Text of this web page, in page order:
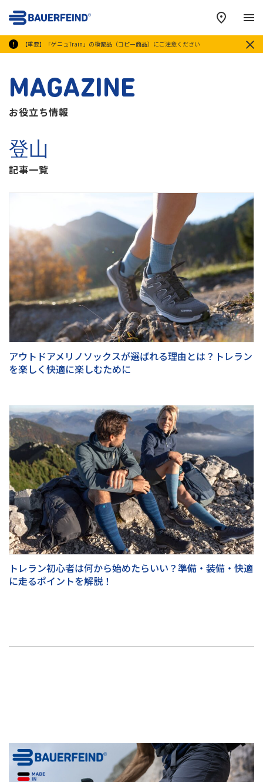
【重要】「ゲニュTrain」の模倣品（コピー商品）にご注意ください
メ
MAGAZINE
お役立ち情報
登山
記事一覧
アウトドアメリノソックスが選ばれる理由とは？トレラン
を楽しく快適に楽しむために
トレラン初心者は何から始めたらいい？準備・装備・快適
に走るポイントを解説！